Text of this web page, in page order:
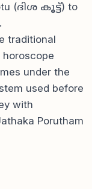
(ദിശ കൂട്ട്) to
traditional
under the
used before
with
Porutham